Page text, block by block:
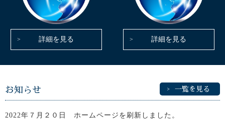
詳細を見る 詳細を見る
お知らせ 一覧を見る
2022年７月２０日 ホームページを刷新しました。